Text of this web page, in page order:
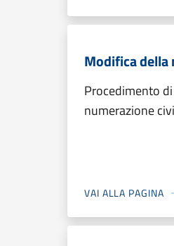
Modifica della
Procedimento
numerazione
VAI ALLA PAGINA